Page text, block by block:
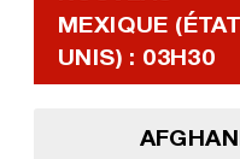
MEXIQUE
UNIS) : 03H30